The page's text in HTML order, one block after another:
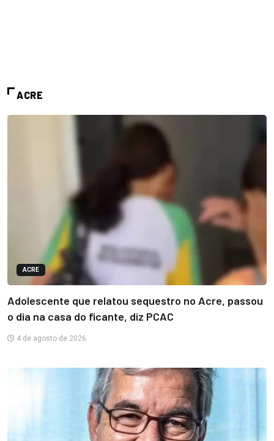
ACRE
ACRE
Adolescente que relatou sequestro no Acre, passou
o dia na casa do ficante, diz PCAC
4 de agosto de 2026